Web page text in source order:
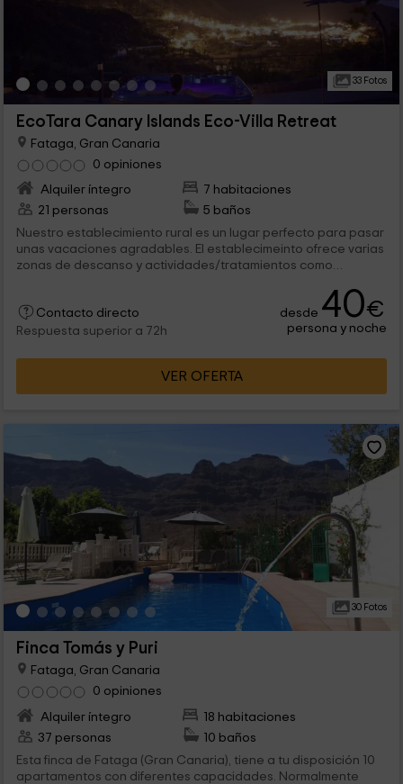
33 Fotos
EcoTara Canary Islands Eco-Villa Retreat
Fataga, Gran Canaria
0 opiniones
Alquiler íntegro
7 habitaciones
21 personas
5 baños
Nuestro establecimiento rural es un lugar perfecto para pasar
unas vacaciones agradables. El establecimeinto ofrece varias
zonas de descanso y actividades/tratamientos como
completamente equipada con capacidad para 12 personas, 2
bungalows, también completamente equipados y un estudio
muy acogedor y romántico.
Contacto directo
Respuesta superior a 72h
desde 40€
persona y noche
VER OFERTA
30 Fotos
Finca Tomás y Puri
Fataga, Gran Canaria
0 opiniones
Alquiler íntegro
18 habitaciones
37 personas
10 baños
Esta finca de Fataga (Gran Canaria), tiene a tu disposición 10
apartamentos con diferentes capacidades. Normalmente